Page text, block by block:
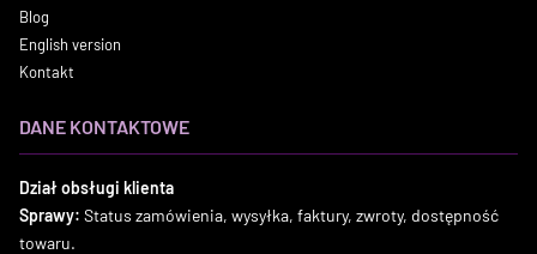
Blog
English version
Kontakt
DANE KONTAKTOWE
Dział obsługi klienta
Sprawy: Status zamówienia, wysyłka, faktury, zwroty, dostępność
towaru.